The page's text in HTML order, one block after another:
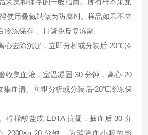
采集和保存的一般指南。所有样本采集
使用叠氮钠做为防腐剂。样品如果不立
冷冻保存， 且避免反复冻融。
心去除沉淀，立即分析或分装后-20℃冷
收集血液，室温凝固 30 分钟，离心 20
集血清。立即分析或分装后-20℃冷冻保
柠檬酸盐或 EDTA 抗凝，抽血后 30 分
2000×g 20 分钟。为消除血小板的影